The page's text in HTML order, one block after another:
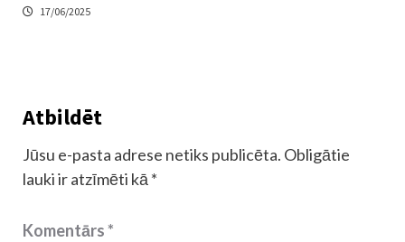
17/06/2025
Atbildēt
Jūsu e-pasta adrese netiks publicēta. Obligātie
lauki ir atzīmēti kā *
Komentārs*